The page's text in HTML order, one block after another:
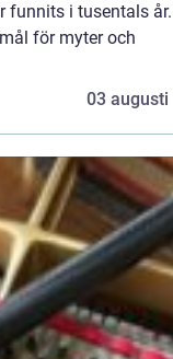
funnits i tusentals år.
för myter och
03 augusti